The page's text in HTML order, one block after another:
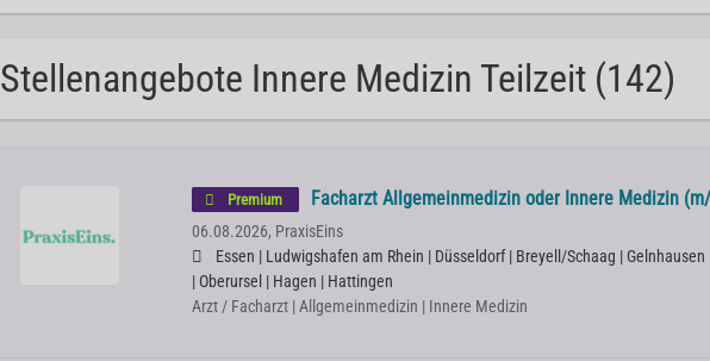
Stellenangebote Innere Medizin Teilzeit (142)
Premium Facharzt Allgemeinmedizin oder Innere Medizin
06.08.2026, PraxisEins
Essen | Ludwigshafen am Rhein | Düsseldorf | Breyell/Schaag | Gelnhausen
| Oberursel | Hagen | Hattingen
Arzt / Facharzt | Allgemeinmedizin | Innere Medizin